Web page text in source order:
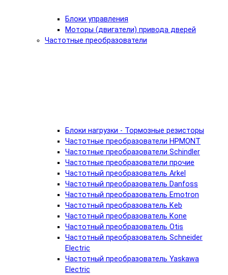
Блоки управления
Моторы (двигатели) привода дверей
Частотные преобразователи
Блоки нагрузки - Тормозные резисторы
Частотные преобразователи HPMONT
Частотные преобразователи Schindler
Частотные преобразователи прочие
Частотный преобразователь Arkel
Частотный преобразователь Danfoss
Частотный преобразователь Emotron
Частотный преобразователь Keb
Частотный преобразователь Kone
Частотный преобразователь Otis
Частотный преобразователь Schneider
Electric
Частотный преобразователь Yaskawa
Electric